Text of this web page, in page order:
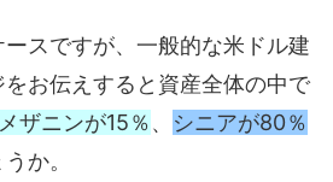
スですが、一般的な米ドル建
お伝えすると資産全体の中で
メザニンが15％、 シニアが80％
か。